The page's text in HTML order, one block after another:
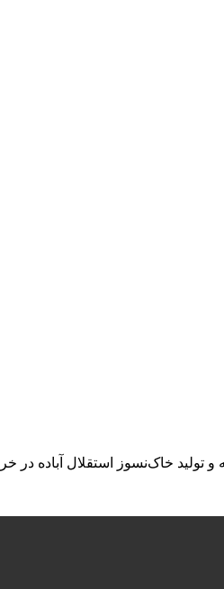
در خرید ماشین آلات معدنی؛ ورود ۲ دستگاه بیل ۴۰۰ و یک